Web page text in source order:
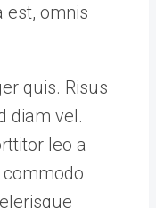
est, omnis
quis. Risus
diam vel.
leo a